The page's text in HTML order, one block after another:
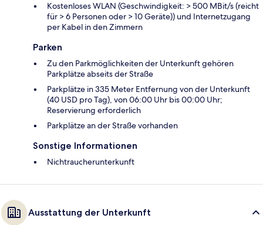
Kostenloses WLAN (Geschwindigkeit: > 500 MBit/s (reicht
für > 6 Personen oder > 10 Geräte)) und Internetzugang
per Kabel in den Zimmern
Parken
Zu den Parkmöglichkeiten der Unterkunft gehören
Parkplätze abseits der Straße
Parkplätze in 335 Meter Entfernung von der Unterkunft
(40 USD pro Tag), von 06:00 Uhr bis 00:00 Uhr;
Reservierung erforderlich
Parkplätze an der Straße vorhanden
Sonstige Informationen
Nichtraucherunterkunft
Ausstattung der Unterkunft